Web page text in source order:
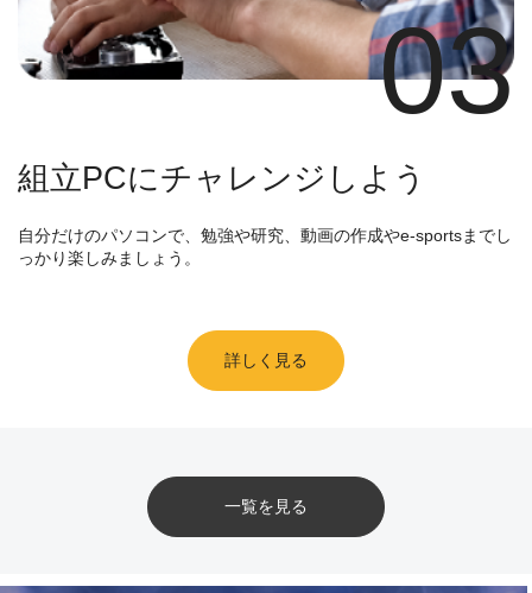
03
組立PCにチャレンジしよう
自分だけのパソコンで、勉強や研究、動画の作成やe-sportsまでし
っかり楽しみましょう。
詳しく見る
一覧を見る